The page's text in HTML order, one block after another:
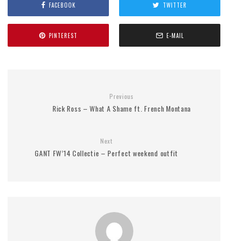
FACEBOOK TWITTER
PINTEREST E-MAIL
Previous
Rick Ross – What A Shame ft. French Montana
Next
GANT FW’14 Collectie – Perfect weekend outfit